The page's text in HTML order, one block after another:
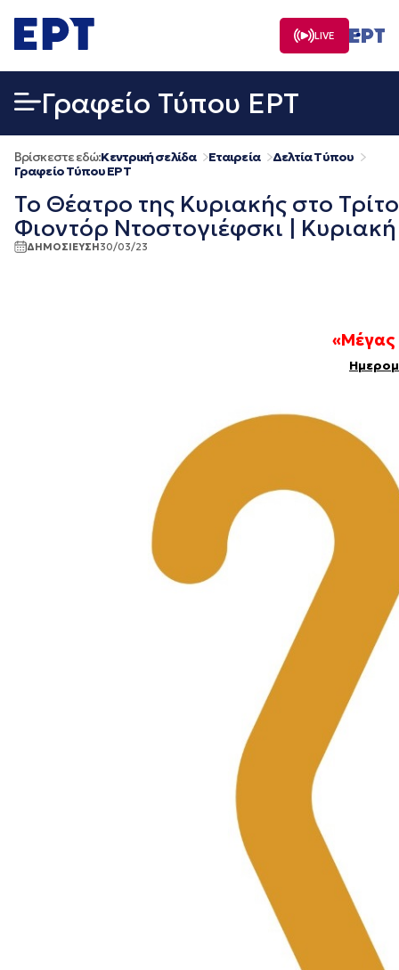
σε
περιεχόμενο
LIVE
Γραφείο Τύπου ΕΡΤ
Βρίσκεστε εδώ:Κεντρική σελίδα Εταιρεία
Δελτία Τύπου
Γραφείο Τύπου ΕΡΤ
Το Θέατρο της Κυριακής στο
Φιοντόρ Ντοστογιέφσκι |
ΔΗΜΟΣΙΕΥΣΗ30/03/23
«Μέγας